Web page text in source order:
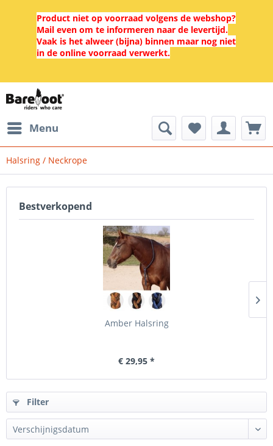
Product niet op voorraad volgens de webshop?
Mail even om te informeren naar de levertijd.
Vaak is het alweer (bijna) binnen maar nog niet
in de online voorraad verwerkt.
Menu
Halsring / Neckrope
Bestverkopend
Amber Halsring
€ 29,95 *
Filter